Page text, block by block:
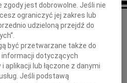
Naszej Koleżance
Krystynie Kalinowskiej
oraz
zgody jest dobrowolne. Jeśli nie
ograniczyć jej zakres lub
udzieloną przejdź do
być przetwarzane także do
informacji dotyczących
aplikacji lub łączone z danymi
Jeśli podstawą